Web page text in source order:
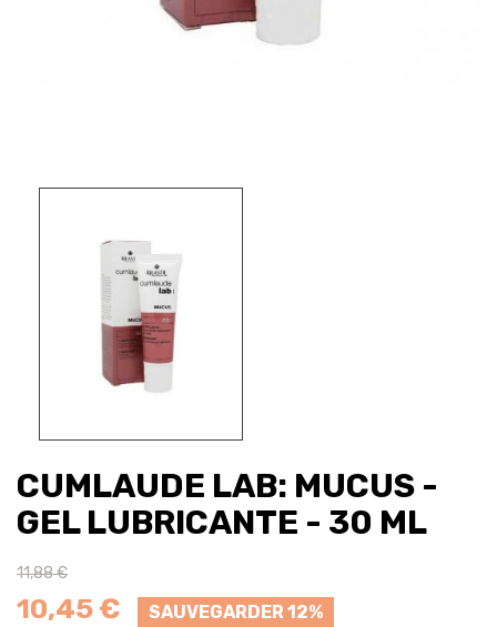
CUMLAUDE LAB: MUCUS -
GEL LUBRICANTE - 30 ML
11,88 €
10,45 € SAUVEGARDER 12%